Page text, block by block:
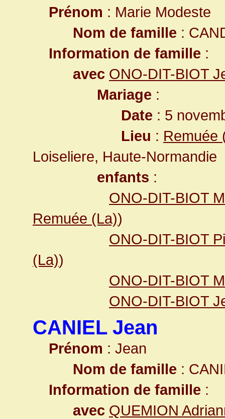
Prénom : Marie Modeste
Nom de famille :
Information de famille :
avec ONO-DIT-BIOT
Mariage :
Date : 5
Lieu : Remuée
Loiseliere, Haute-Normandie
enfants :
ONO-DIT-BIOT
Remuée (La))
ONO-DIT-BIOT
(La))
ONO-DIT-BIOT
ONO-DIT-BIOT
CANIEL Jean
Prénom : Jean
Nom de famille :
Information de famille :
avec QUEMION